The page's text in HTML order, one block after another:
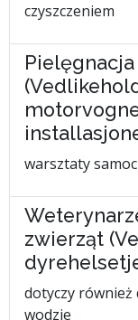
czyszczeniem
warsztaty
zwierząt
dotyczy również
wodzie